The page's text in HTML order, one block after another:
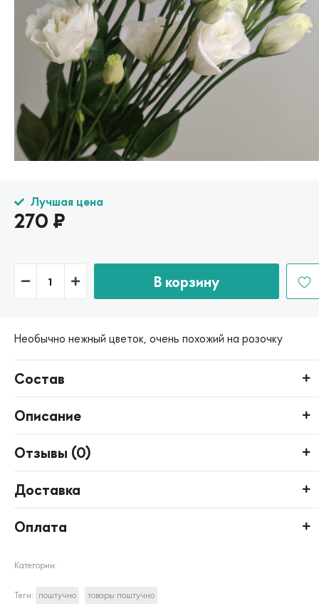
Лучшая цена
270 ₽
В корзину
Необычно нежный цветок, очень похожий на розочку
Состав
Описание
Отзывы (0)
Доставка
Оплата
Категории:
Теги: поштучно товары поштучно